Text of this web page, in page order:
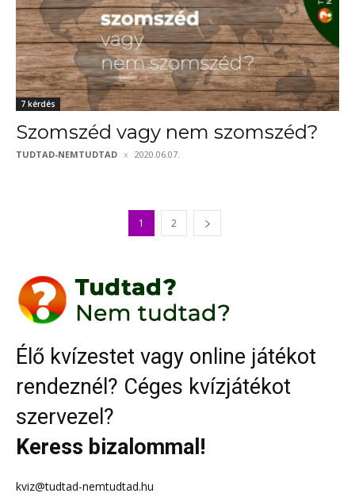
7 kérdés
Szomszéd vagy nem szomszéd?
TUDTAD-NEMTUDTAD 2020.06.07.
1 2
Élő kvízestet vagy online játékot
rendeznél? Céges kvízjátékot
szervezel?
Keress bizalommal!
kviz@tudtad-nemtudtad.hu